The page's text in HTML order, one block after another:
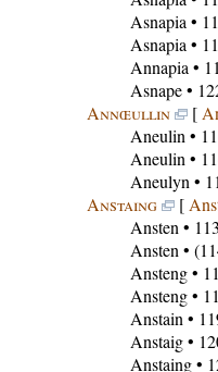
Asnapia •
Asnapia •
Annapia •
Asnape•
Annœullin
[
Aneulin •
Aneulin •
Aneulyn •
Anstaing
[
Ansten •
Ansten •
Ansteng•
Ansteng•
Anstain •
Anstaig•
Anstaing•